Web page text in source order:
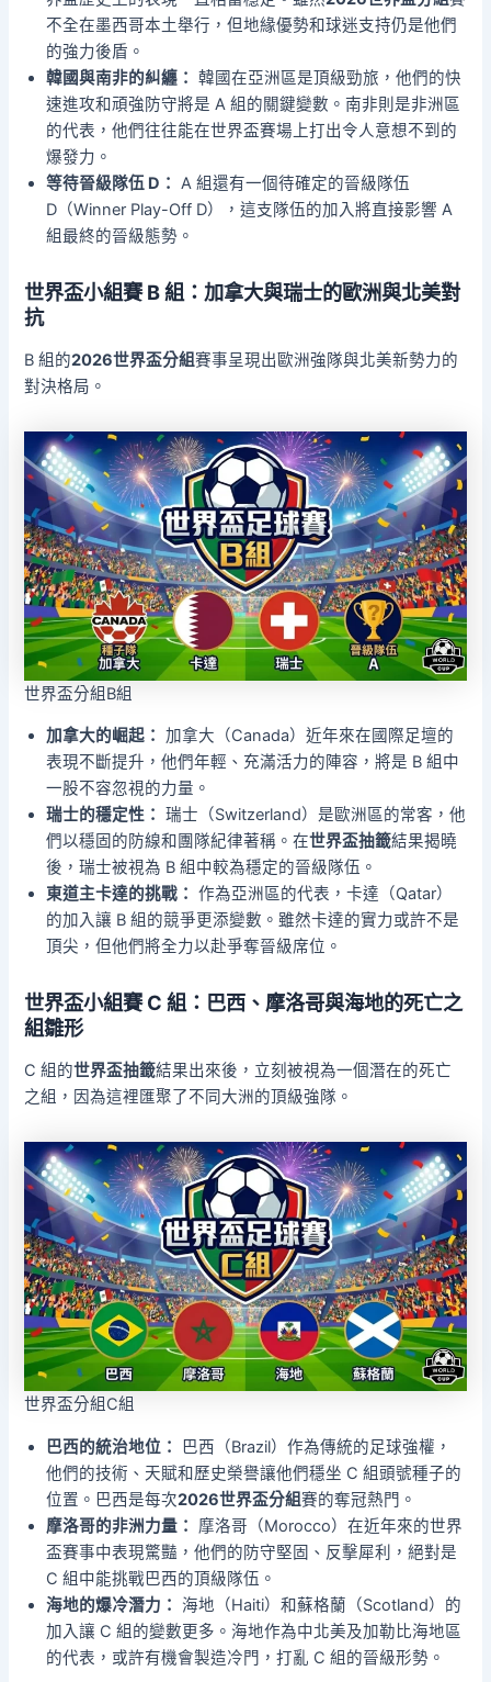
不全在墨西哥本土舉行，但地緣優勢和球迷支持仍是他們
的強力後盾。
韓國與南非的糾纏： 韓國在亞洲區是頂級勁旅，他們的快
速進攻和頑強防守將是 A 組的關鍵變數。南非則是非洲區
的代表，他們往往能在世界盃賽場上打出令人意想不到的
爆發力。
等待晉級隊伍 D： A 組還有一個待確定的晉級隊伍
D（Winner Play-Off D），這支隊伍的加入將直接影響 A
組最終的晉級態勢。
世界盃小組賽 B 組：加拿大與瑞士的歐洲與北美對
抗
B 組的2026世界盃分組賽事呈現出歐洲強隊與北美新勢力的
對決格局。
世界盃分組B組
加拿大的崛起： 加拿大（Canada）近年來在國際足壇的
表現不斷提升，他們年輕、充滿活力的陣容，將是 B 組中
一股不容忽視的力量。
瑞士的穩定性： 瑞士（Switzerland）是歐洲區的常客，他
們以穩固的防線和團隊紀律著稱。在世界盃抽籤結果揭曉
後，瑞士被視為 B 組中較為穩定的晉級隊伍。
東道主卡達的挑戰： 作為亞洲區的代表，卡達（Qatar）
的加入讓 B 組的競爭更添變數。雖然卡達的實力或許不是
頂尖，但他們將全力以赴爭奪晉級席位。
世界盃小組賽 C 組：巴西、摩洛哥與海地的死亡之
組雛形
C 組的世界盃抽籤結果出來後，立刻被視為一個潛在的死亡
之組，因為這裡匯聚了不同大洲的頂級強隊。
世界盃分組C組
巴西的統治地位：
巴西（Brazil）作為傳統的足球強權，
他們的技術、天賦和歷史榮譽讓他們穩坐 C 組頭號種子的
位置。巴西是每次2026世界盃分組賽的奪冠熱門。
摩洛哥的非洲力量：
摩洛哥（Morocco）在近年來的世界
盃賽事中表現驚豔，他們的防守堅固、反擊犀利，絕對是
C 組中能挑戰巴西的頂級隊伍。
海地的爆冷潛力：
海地（Haiti）和蘇格蘭（Scotland）的
加入讓 C 組的變數更多。海地作為中北美及加勒比海地區
的代表，或許有機會製造冷門，打亂 C 組的晉級形勢。